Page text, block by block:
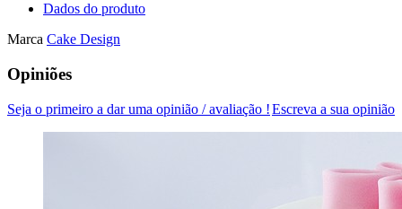
Dados do produto
Marca Cake Design
Opiniões
Escreva a sua opinião
Seja o primeiro a dar uma opinião / avaliação !